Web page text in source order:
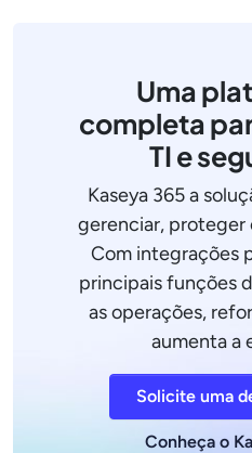
Uma
completa
TI e
Kaseya 365 a
gerenciar, proteger
Com integrações
principais funções
as operações,
aumenta a
Solicite uma
Conheça o